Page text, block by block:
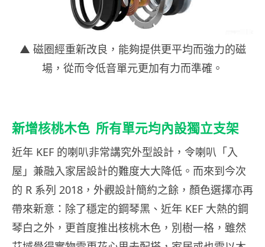
▲ 磁圈經重新改良，能夠提供更平均而強力的磁
場，從而令低音單元更加有力而準確。
新增核桃木色 所有單元均內設獨立支架
近年 KEF 的喇叭非常講究外型設計，令喇叭「入
屋」兼融入家居設計的難度大大降低。而來到今次
的 R 系列 2018，外觀設計簡約之餘，顏色選擇亦再
帶來新意：除了穩定的鋼琴黑、近年 KEF 大熱的鋼
琴白之外，更首度推出核桃木色，別樹一格，雖然